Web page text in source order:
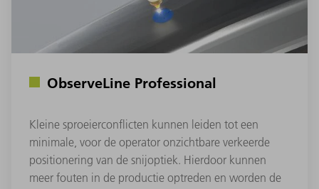
ObserveLine Professional
Kleine sproeierconflicten kunnen leiden tot een
minimale, voor de operator onzichtbare verkeerde
positionering van de snijoptiek. Hierdoor kunnen
meer fouten in de productie optreden en worden de